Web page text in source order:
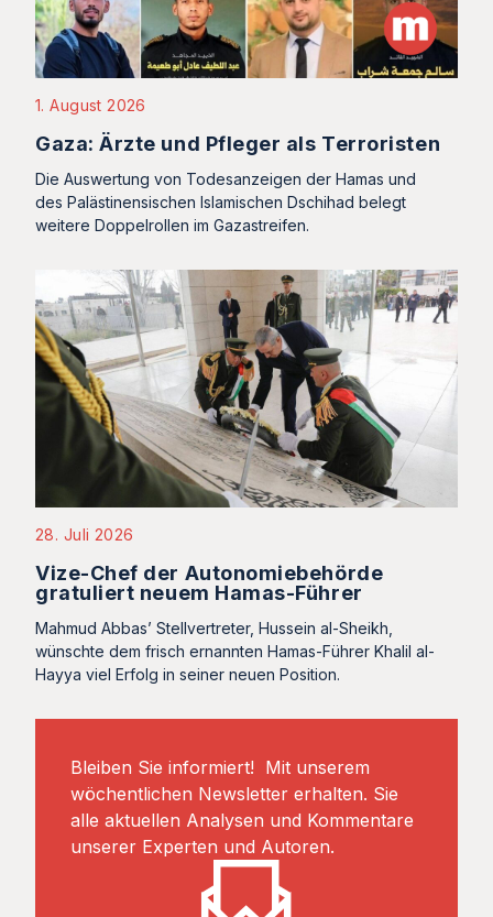
1. August 2026
Gaza: Ärzte und Pfleger als Terroristen
Die Auswertung von Todesanzeigen der Hamas und
des Palästinensischen Islamischen Dschihad belegt
weitere Doppelrollen im Gazastreifen.
28. Juli 2026
Vize-Chef der Autonomiebehörde
gratuliert neuem Hamas-Führer
Mahmud Abbas’ Stellvertreter, Hussein al-Sheikh,
wünschte dem frisch ernannten Hamas-Führer Khalil al-
Hayya viel Erfolg in seiner neuen Position.
Bleiben Sie informiert! Mit unserem
wöchentlichen Newsletter erhalten. Sie
alle aktuellen Analysen und Kommentare
unserer Experten und Autoren.